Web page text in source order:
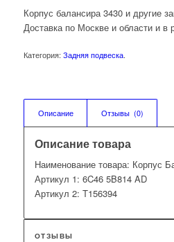
Корпус балансира 3430 и другие
Доставка по Москве и области и в
Категория: Задняя подвеска.
Описание Отзывы  (0)
Описание товара
Наименование товара: Корпус
Артикул 1: 6C46 5B814 AD
Артикул 2: T156394
ОТЗЫВЫ